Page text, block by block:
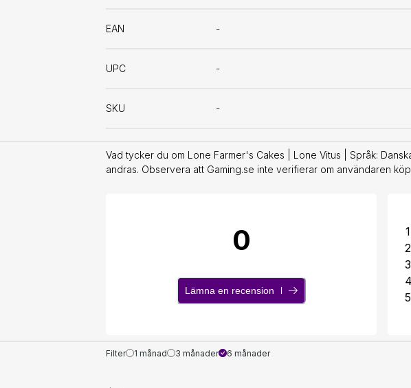
EAN -
UPC -
SKU -
Vad tycker du om Lone Farmer's Cakes | Lone Vitus | Språk:
andras. Observera att Gaming.se inte verifierar om användaren
0
Lämna en recension
1
2
3
4
5
Filter 1 månad 3 månader 6 månader